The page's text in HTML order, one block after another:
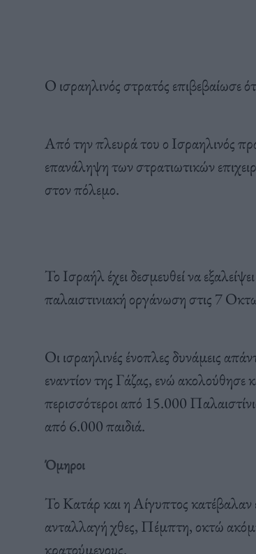
Ο ισραηλινός στρατός επιβεβαίωσε
Από την πλευρά του ο Ισραηλινός
επανάληψη των στρατιωτικών
στον πόλεμο.
Το Ισραήλ έχει δεσμευθεί να
παλαιστινιακή οργάνωση στις 7
Οι ισραηλινές ένοπλες δυνάμεις
εναντίον της Γάζας, ενώ
περισσότεροι από 15.000
από 6.000 παιδιά.
Όμηροι
Το Κατάρ και η Αίγυπτος κατέβαλαν
ανταλλαγή χθες, Πέμπτη, οκτώ
κρατούμενους.